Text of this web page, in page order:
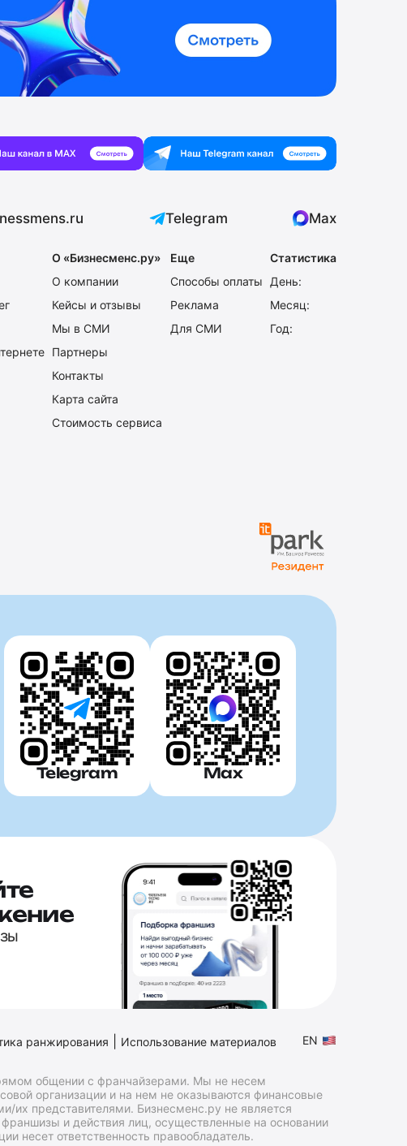
Telegram Max
О «Бизнесменс.ру»
О компании
Кейсы и отзывы
Мы в СМИ
Партнеры
Контакты
Карта сайта
Стоимость сервиса
Еще
Способы оплаты
Реклама
Для СМИ
Статистика
День:
Месяц:
Год:
Telegram Max
ранжирования Использование материалов EN
общении с франчайзерами. Мы не несем
организации и на нем не оказываются финансовые
их представителями. Бизнесменс.ру не является
и действия лиц, осуществленные на основании
несет ответственность правообладатель.